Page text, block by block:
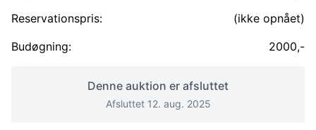
Reservationspris:
(ikke opnået)
Budøgning:
2000,-
Denne auktion er afsluttet
Afsluttet 12. aug. 2025